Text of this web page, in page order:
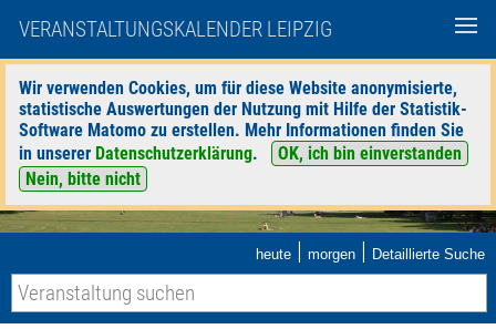
VERANSTALTUNGSKALENDER LEIPZIG
Wir verwenden Cookies, um für diese Website anonymisierte,
statistische Auswertungen der Nutzung mit Hilfe der Statistik-
Software Matomo zu erstellen. Mehr Informationen finden Sie
in unserer Datenschutzerklärung.
OK, ich bin einverstanden
Nein, bitte nicht
heute | morgen | Detaillierte Suche